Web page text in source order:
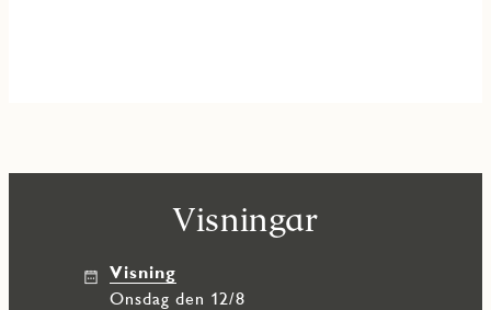
Visningar
Visning
onsdag den 12/8